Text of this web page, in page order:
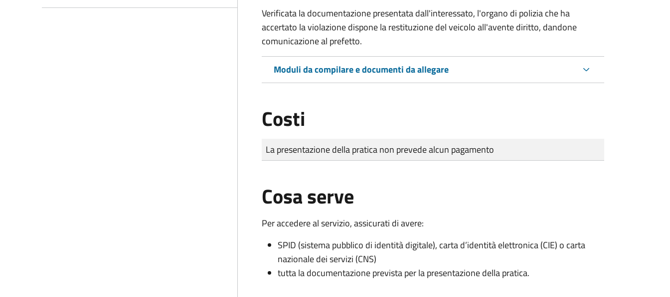
Verificata la documentazione presentata dall'interessato, l'organo di polizia che ha
accertato la violazione dispone la restituzione del veicolo all'avente diritto, dandone
comunicazione al prefetto.
Moduli da compilare e documenti da allegare
Costi
Tipo di pagamento
Importo
La presentazione della pratica non prevede alcun pagamento
Cosa serve
Per accedere al servizio, assicurati di avere:
SPID (sistema pubblico di identità digitale), carta d’identità elettronica (CIE) o carta
nazionale dei servizi (CNS)
tutta la documentazione prevista per la presentazione della pratica.